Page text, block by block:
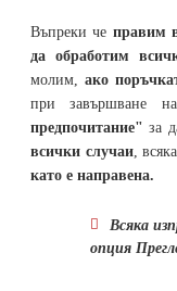
Въпреки че правим
да обработим
молим, ако
при завършване
предпочитание" за
всички случаи,
като е направена.
Всяка
опция